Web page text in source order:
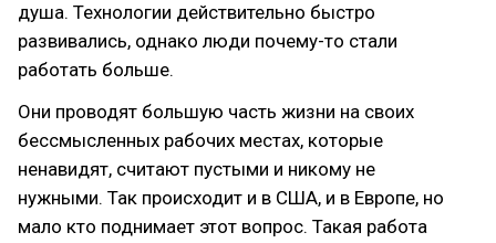
душа. Технологии действительно быстро
развивались, однако люди почему-то стали
работать больше.
Они проводят большую часть жизни на своих
бессмысленных рабочих местах, которые
ненавидят, считают пустыми и никому не
нужными. Так происходит и в США, и в Европе, но
мало кто поднимает этот вопрос. Такая работа